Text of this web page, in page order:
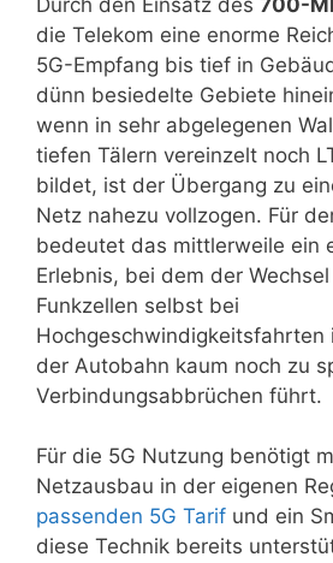
die Telekom eine enorme
5G-Empfang bis tief in
dünn besiedelte Gebiete
wenn in sehr abgelegenen
tiefen Tälern vereinzelt noch
bildet, ist der Übergang zu
Netz nahezu vollzogen. Für
bedeutet das mittlerweile ein
Erlebnis, bei dem der
Funkzellen selbst bei
Hochgeschwindigkeitsfahrten
der Autobahn kaum noch zu
Verbindungsabbrüchen führt.
Für die 5G Nutzung benötigt
Netzausbau in der eigenen
passenden 5G Tarif und ein
diese Technik bereits